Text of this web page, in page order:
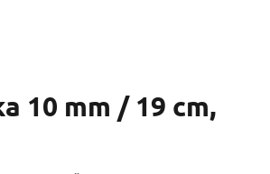
10 mm / 19 cm,